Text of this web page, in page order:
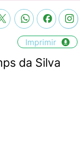
Imprimir
da Silva